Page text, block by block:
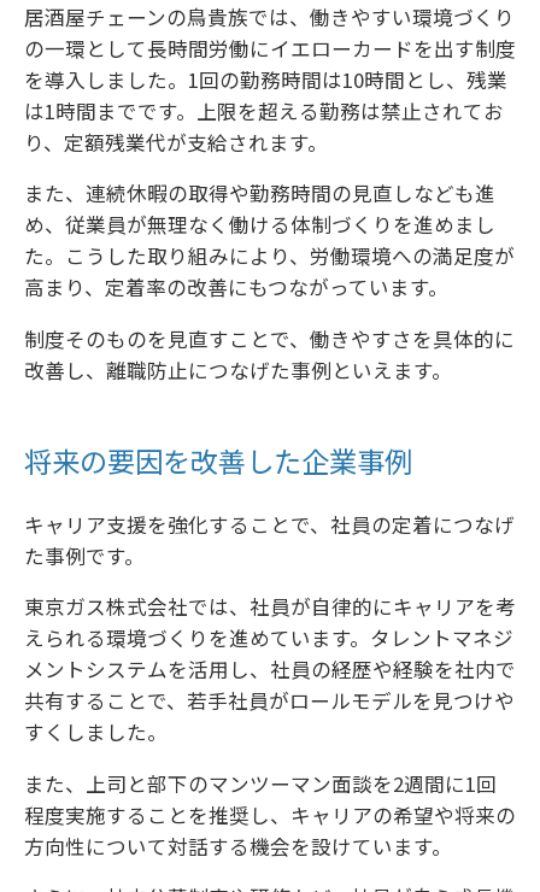
居酒屋チェーンの鳥貴族では、働きやすい環境づくり
の一環として長時間労働にイエローカードを出す制度
を導入しました。1回の勤務時間は10時間とし、残業
は1時間までです。上限を超える勤務は禁止されてお
り、定額残業代が支給されます。
また、連続休暇の取得や勤務時間の見直しなども進
め、従業員が無理なく働ける体制づくりを進めまし
た。こうした取り組みにより、労働環境への満足度が
高まり、定着率の改善にもつながっています。
制度そのものを見直すことで、働きやすさを具体的に
改善し、離職防止につなげた事例といえます。
将来の要因を改善した企業事例
キャリア支援を強化することで、社員の定着につなげ
た事例です。
東京ガス株式会社では、社員が自律的にキャリアを考
えられる環境づくりを進めています。タレントマネジ
メントシステムを活用し、社員の経歴や経験を社内で
共有することで、若手社員がロールモデルを見つけや
すくしました。
また、上司と部下のマンツーマン面談を2週間に1回
程度実施することを推奨し、キャリアの希望や将来の
方向性について対話する機会を設けています。